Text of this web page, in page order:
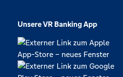
Unsere VR Banking App